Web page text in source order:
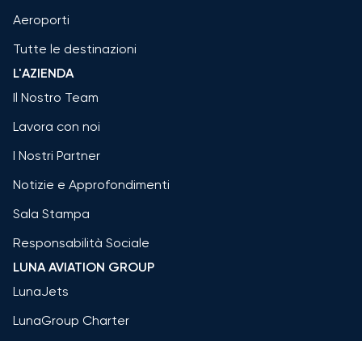
Aeroporti
Tutte le destinazioni
L'AZIENDA
Il Nostro Team
Lavora con noi
I Nostri Partner
Notizie e Approfondimenti
Sala Stampa
Responsabilità Sociale
LUNA AVIATION GROUP
LunaJets
LunaGroup Charter